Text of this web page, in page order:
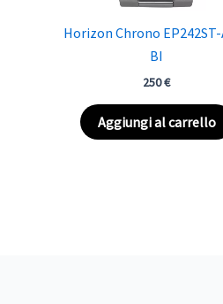
Horizon Chrono EP242ST-
BI
250€
Aggiungi al carrello